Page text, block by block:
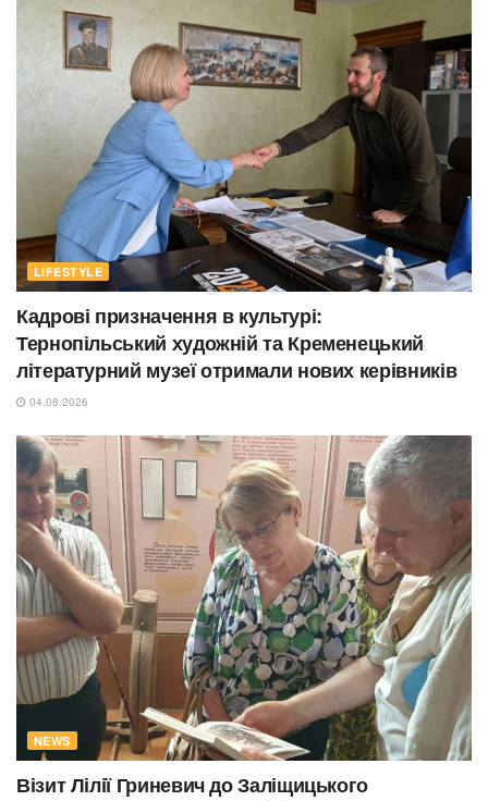
LIFESTYLE
Кадрові призначення в культурі:
Тернопільський художній та Кременецький
літературний музеї отримали нових керівників
04.08.2026
NEWS
Візит Лілії Гриневич до Заліщицького